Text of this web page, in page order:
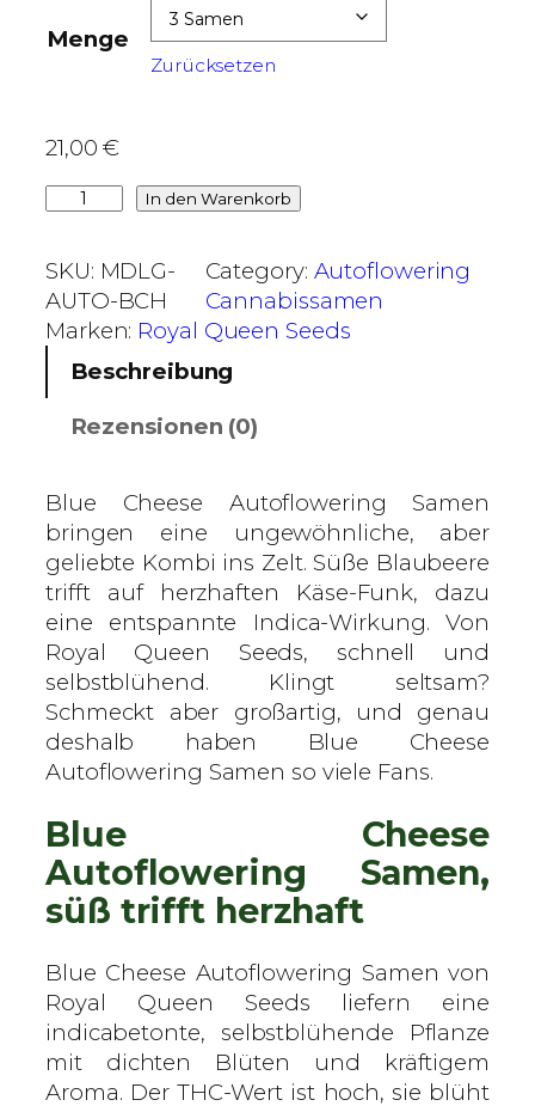
0
0
s
9
2
,
€
Menge
Zurücksetzen
21,00€
u
e
C
h
–
R
o
y
a
l
Q
u
e
e
S
e
e
d
–
A
u
t
o
In den Warenkorb
SKU: MDLG-
AUTO-BCH
Category: Autoflowering
Cannabissamen
Marken: Royal Queen Seeds
Beschreibung
Rezensionen (0)
Blue Cheese Autoflowering Samen
bringen eine ungewöhnliche, aber
geliebte Kombi ins Zelt. Süße Blaubeere
trifft auf herzhaften Käse-Funk, dazu
eine entspannte Indica-Wirkung. Von
Royal Queen Seeds, schnell und
selbstblühend. Klingt seltsam?
Schmeckt aber großartig, und genau
deshalb haben Blue Cheese
Autoflowering Samen so viele Fans.
Blue Cheese
Autoflowering Samen,
süß trifft herzhaft
Blue Cheese Autoflowering Samen von
Royal Queen Seeds liefern eine
indicabetonte, selbstblühende Pflanze
mit dichten Blüten und kräftigem
Aroma. Der THC-Wert ist hoch, sie blüht